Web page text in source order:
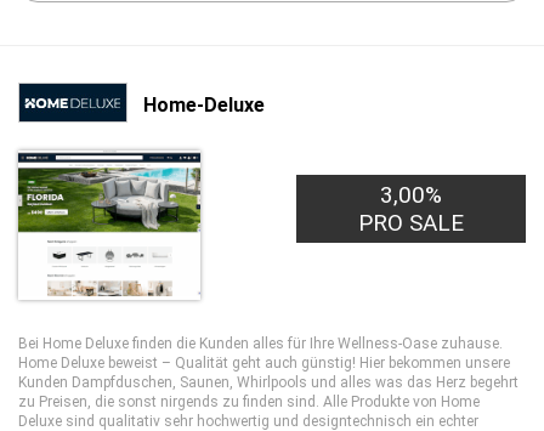
Home-Deluxe
3,00%
PRO SALE
Bei Home Deluxe finden die Kunden alles für Ihre Wellness-Oase zuhause.
Home Deluxe beweist – Qualität geht auch günstig! Hier bekommen unsere
Kunden Dampfduschen, Saunen, Whirlpools und alles was das Herz begehrt
zu Preisen, die sonst nirgends zu finden sind. Alle Produkte von Home
Deluxe sind qualitativ sehr hochwertig und designtechnisch ein echter